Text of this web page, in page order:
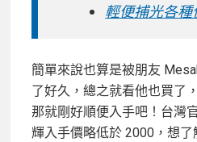
輕便捕光各種
簡單來說也算是被朋友
了好久，總之就看他也買了
那就剛好順便入手吧！台灣
輝入手價略低於 2000，想